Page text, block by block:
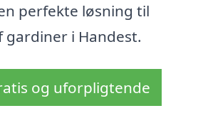
perfekte løsning til
i Handest.
og uforpligtende